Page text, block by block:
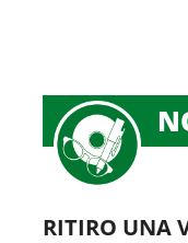
RITIRO UNA